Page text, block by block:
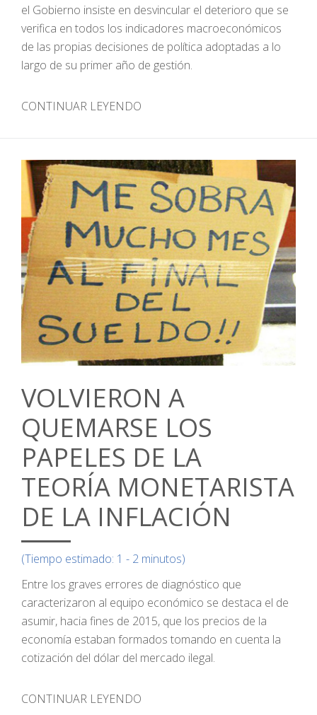
el Gobierno insiste en desvincular el deterioro que se
verifica en todos los indicadores macroeconómicos
de las propias decisiones de política adoptadas a lo
largo de su primer año de gestión.
CONTINUAR LEYENDO
VOLVIERON A
QUEMARSE LOS
PAPELES DE LA
TEORÍA MONETARISTA
DE LA INFLACIÓN
(Tiempo estimado: 1 - 2 minutos)
Entre los graves errores de diagnóstico que
caracterizaron al equipo económico se destaca el de
asumir, hacia fines de 2015, que los precios de la
economía estaban formados tomando en cuenta la
cotización del dólar del mercado ilegal.
CONTINUAR LEYENDO